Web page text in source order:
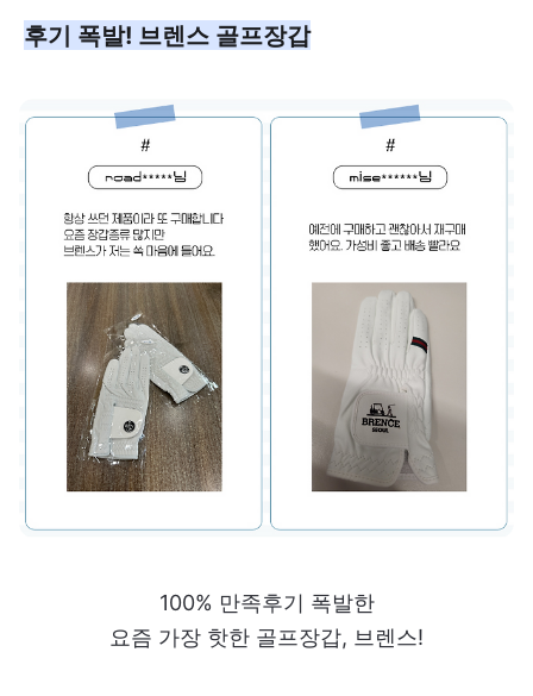
후기 폭발! 브렌스 골프장갑
100% 만족후기 폭발한
요즘 가장 핫한 골프장갑, 브렌스!